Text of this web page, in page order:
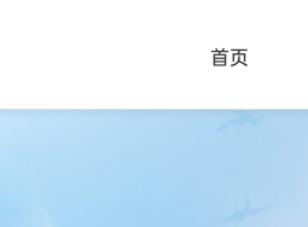
首页